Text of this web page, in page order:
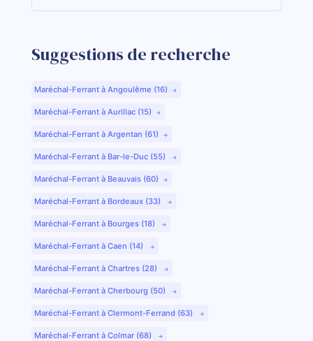
Suggestions de recherche
Maréchal-Ferrant à Angoulême (16)
Maréchal-Ferrant à Aurillac (15)
Maréchal-Ferrant à Argentan (61)
Maréchal-Ferrant à Bar-le-Duc (55)
Maréchal-Ferrant à Beauvais (60)
Maréchal-Ferrant à Bordeaux (33)
Maréchal-Ferrant à Bourges (18)
Maréchal-Ferrant à Caen (14)
Maréchal-Ferrant à Chartres (28)
Maréchal-Ferrant à Cherbourg (50)
Maréchal-Ferrant à Clermont-Ferrand (63)
Maréchal-Ferrant à Colmar (68)